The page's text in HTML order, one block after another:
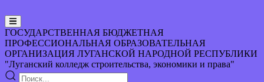
ГОСУДАРСТВЕННАЯ БЮДЖЕТНАЯ
ПРОФЕССИОНАЛЬНАЯ ОБРАЗОВАТЕЛЬНАЯ
ОРГАНИЗАЦИЯ ЛУГАНСКОЙ НАРОДНОЙ РЕСПУБЛИКИ
"Луганский колледж строительства, экономики и права"